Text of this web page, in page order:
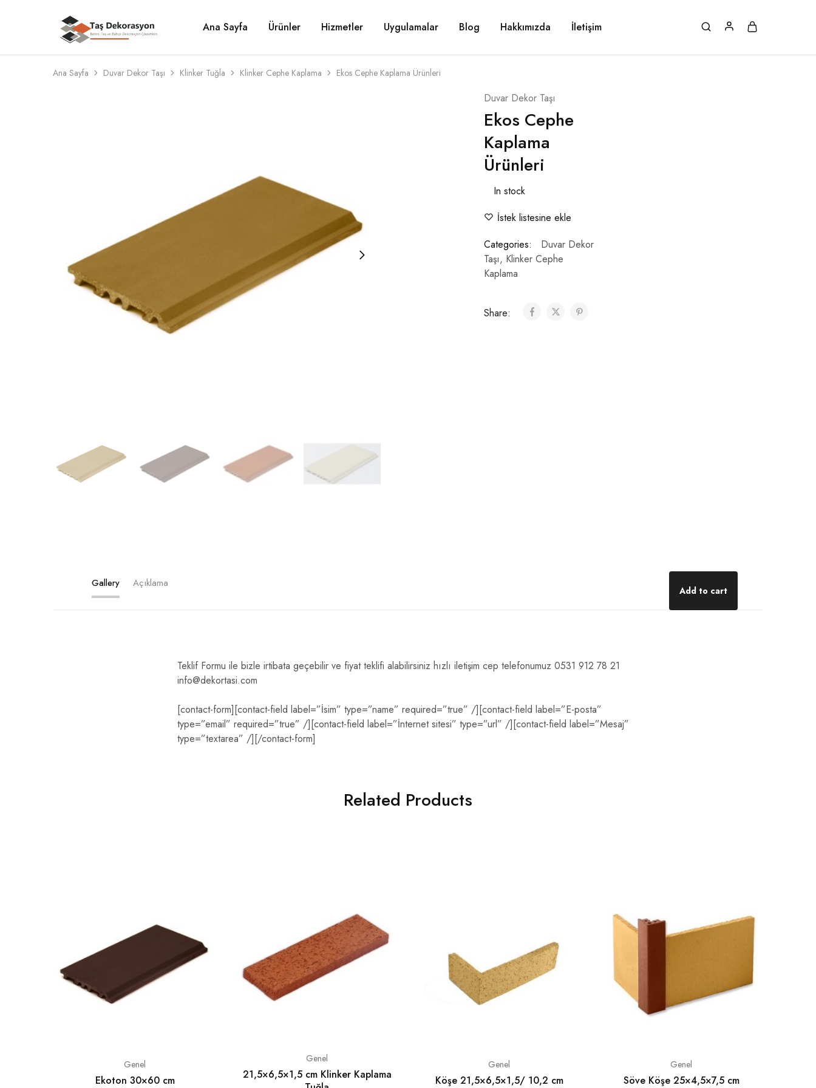
Taş
Dekorasyon
Beton,
Taş
Bahçe
Dekorasyon
Çözümleri
Ana Sayfa Ürünler Hizmetler Uygulamalar Blog Hakkımızda İletişim
Ana Sayfa Duvar Dekor Taşı Klinker Tuğla Klinker Cephe Kaplama Ekos Cephe Kaplama Ürünleri
Duvar Dekor Taşı
Ekos Cephe
Kaplama
Ürünleri
In stock
İstek listesine ekle
Categories:
Duvar Dekor
Taşı, Klinker Cephe
Kaplama
Share:
Gallery Açıklama
Add to cart
Teklif Formu ile bizle irtibata geçebilir ve fiyat teklifi alabilirsiniz hızlı iletişim cep telefonumuz 0531 912 78 21
info@dekortasi.com
[contact-form][contact-field label=”İsim” type=”name” required=”true” /][contact-field label=”E-posta”
type=”email” required=”true” /][contact-field label=”İnternet sitesi” type=”url” /][contact-field label=”Mesaj”
type=”textarea” /][/contact-form]
Related Products
Genel
Ekoton 30×60 cm
Genel
21,5×6,5×1,5 cm Klinker Kaplama
Genel
Köşe 21,5×6,5×1,5/ 10,2 cm
Genel
Söve Köşe 25×4,5×7,5 cm